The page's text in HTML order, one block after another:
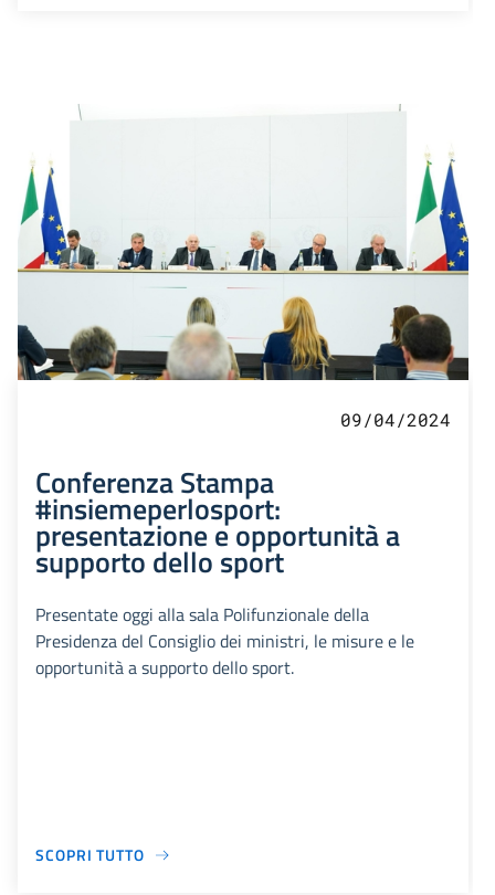
09/04/2024
Conferenza Stampa
#insiemeperlosport:
presentazione e opportunità a
supporto dello sport
Presentate oggi alla sala Polifunzionale della
Presidenza del Consiglio dei ministri, le misure e le
opportunità a supporto dello sport.
SCOPRI TUTTO